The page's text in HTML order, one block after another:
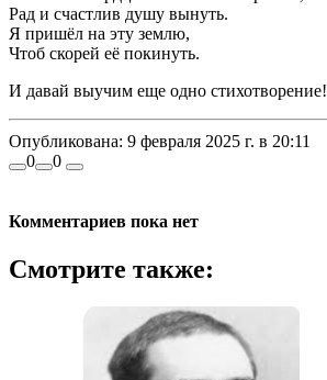
Рад и счастлив душу вынуть.
Я пришёл на эту землю,
Чтоб скорей её покинуть.
И давай выучим еще одно стихотворение!
Опубликована: 9 февраля 2025 г. в 20:11
0
0
Комментариев пока нет
Смотрите также: